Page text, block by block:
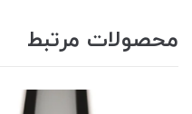
محصولات مرتبط